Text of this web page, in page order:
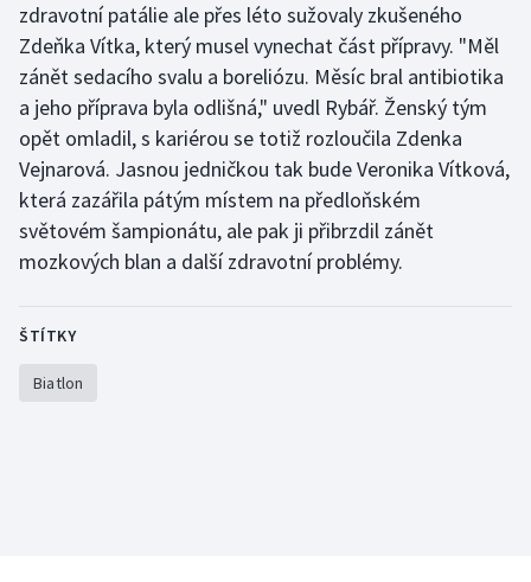
zdravotní patálie ale přes léto sužovaly zkušeného
Zdeňka Vítka, který musel vynechat část přípravy. "Měl
zánět sedacího svalu a boreliózu. Měsíc bral antibiotika
a jeho příprava byla odlišná," uvedl Rybář. Ženský tým
opět omladil, s kariérou se totiž rozloučila Zdenka
Vejnarová. Jasnou jedničkou tak bude Veronika Vítková,
která zazářila pátým místem na předloňském
světovém šampionátu, ale pak ji přibrzdil zánět
mozkových blan a další zdravotní problémy.
ŠTÍTKY
Biatlon